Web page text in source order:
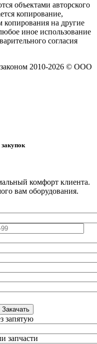
объектами авторского
копирование,
копирования на другие
иное использование
согласия
2010-2026 © ООО
комфорт клиента.
вам оборудования.
Закачать
запятую
запчасти